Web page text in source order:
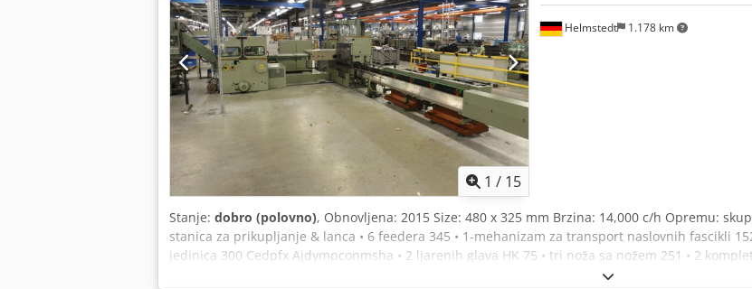
1 / 15
Helmstedt 1.178 km
Stanje: dobro (polovno), Obnovljena: 2015 Size: 480 x 325 mm Brzina: 14,000 c/h Opremu:
stanica za prikupljanje & lanca • 6 feedera 345 • 1-mehanizam za transport naslovnih fascikli
jedinica 300 Cedpfx Ajdympconmsha • 2 ljarenih glava HK 75 • tri noža sa nožem 251 • 2